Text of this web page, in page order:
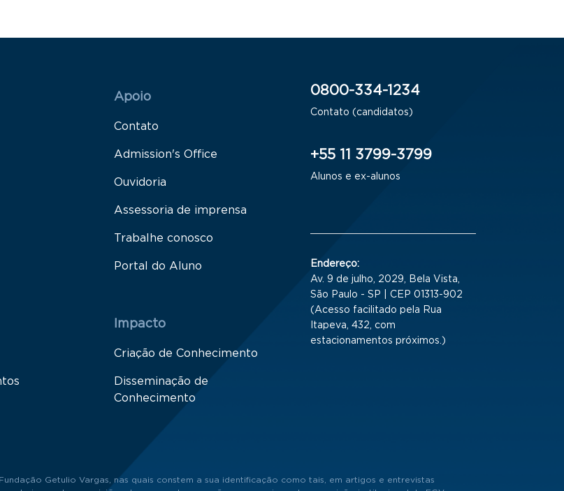
Rodapé 2
Apoio
Contato
Admission's Office
Ouvidoria
Assessoria de imprensa
Trabalhe conosco
Portal do Aluno
Impacto
Criação de Conhecimento
Disseminação de
Conhecimento
0800-334-1234
Contato (candidatos)
+55 11 3799-3799
Alunos e ex-alunos
Endereço:
Av. 9 de julho, 2029, Bela Vista,
São Paulo - SP | CEP 01313-902
(Acesso facilitado pela Rua
Itapeva, 432, com
estacionamentos próximos.)
Getulio Vargas, nas quais constem a sua identificação como tais, em artigos e entrevistas